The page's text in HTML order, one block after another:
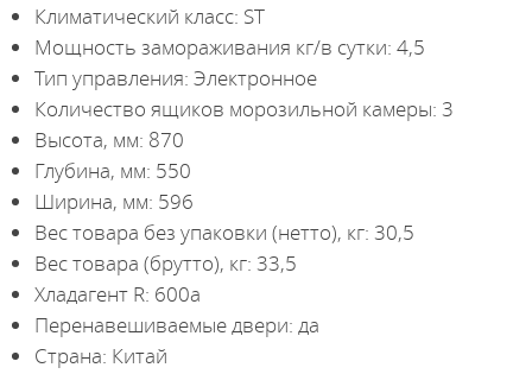
Климатический класс: ST
Мощность замораживания кг/в сутки: 4,5
Тип управления: Электронное
Количество ящиков морозильной камеры: 3
Высота, мм: 870
Глубина, мм: 550
Ширина, мм: 596
Вес товара без упаковки (нетто), кг: 30,5
Вес товара (брутто), кг: 33,5
Хладагент R: 600a
Перенавешиваемые двери: да
Страна: Китай